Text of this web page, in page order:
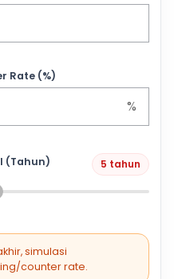
Rate (%)
%
(Tahun) 5 tahun
simulasi
counter rate.